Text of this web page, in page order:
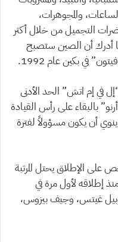
والمجوهرات،
التجميل من خلال أكثر
ما أدرك أن الصين ستصبح
في بكين عام 1992.
في إم اتش” الحد الأدنى
بالبقاء على رأس القيادة
أنه ينوي أن يكون مسؤولاً لفترة
الإطلاق يحتل المرتبة
إطلاقه لأول مرة في
وبيل غيتس، وجيف بيزوس،